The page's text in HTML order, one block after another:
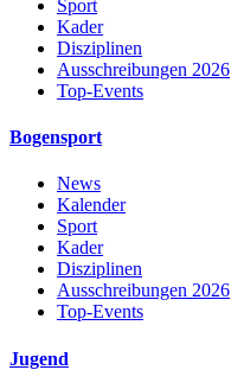
Sport
Kader
Disziplinen
Ausschreibungen 2026
Top-Events
Bogensport
News
Kalender
Sport
Kader
Disziplinen
Ausschreibungen 2026
Top-Events
Jugend